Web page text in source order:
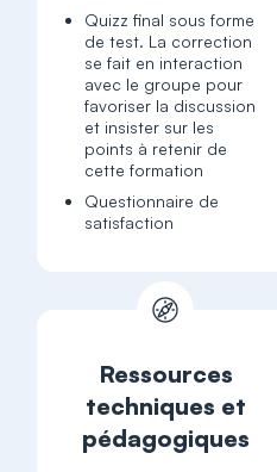
Quizz final sous forme
de test. La correction
se fait en interaction
avec le groupe pour
favoriser la discussion
et insister sur les
points à retenir de
cette formation
Questionnaire de
satisfaction
Ressources
techniques et
pédagogiques